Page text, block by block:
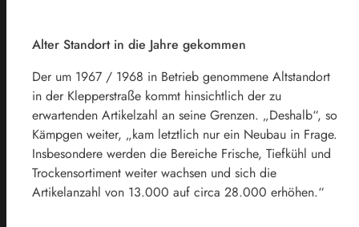
Alter Standort in die Jahre gekommen
Der um 1967 / 1968 in Betrieb genommene Altstandort
in der Klepperstraße kommt hinsichtlich der zu
erwartenden Artikelzahl an seine Grenzen. „Deshalb“, so
Kämpgen weiter, „kam letztlich nur ein Neubau in Frage.
Insbesondere werden die Bereiche Frische, Tiefkühl und
Trockensortiment weiter wachsen und sich die
Artikelanzahl von 13.000 auf circa 28.000 erhöhen.“